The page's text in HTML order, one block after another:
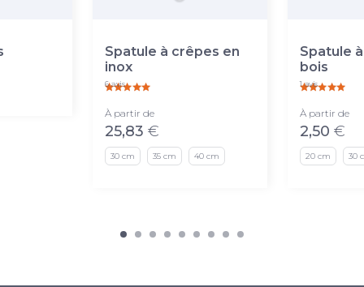
Spatule à crêpes en
inox
6 avis
À partir de
25,83 €
30 cm 35 cm 40 cm
Spatule
bois
1 avis
À partir de
2,50 €
20 cm 30